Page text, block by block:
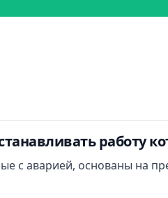
работу
с аварией, основаны на